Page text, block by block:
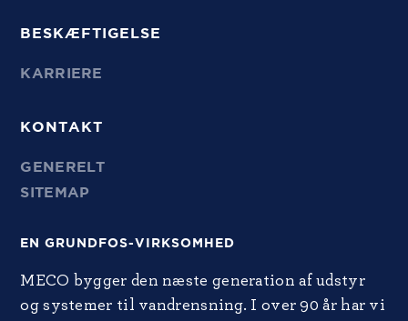
BESKÆFTIGELSE
KARRIERE
KONTAKT
GENERELT
SITEMAP
EN GRUNDFOS-VIRKSOMHED
MECO bygger den næste generation af udstyr
og systemer til vandrensning. I over 90 år har vi